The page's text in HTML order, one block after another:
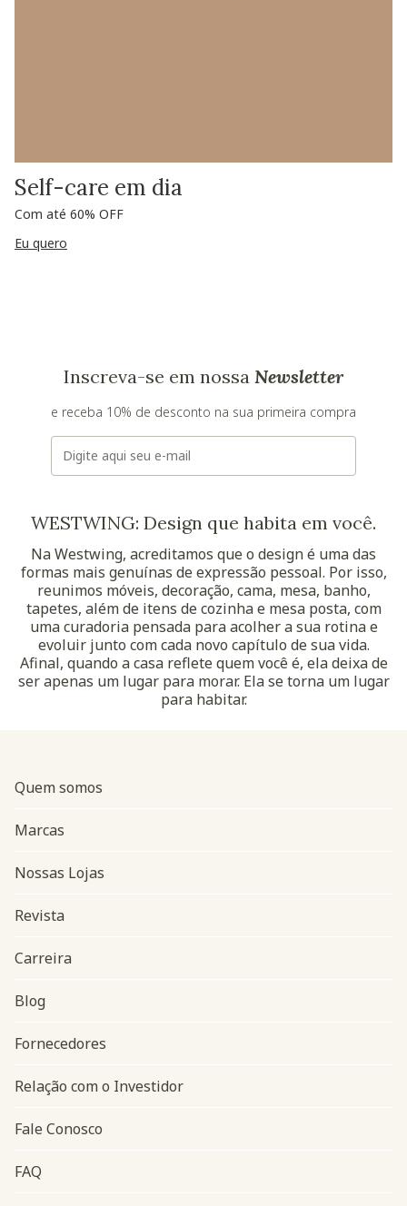
Self-care em dia
Com até 60% OFF
Eu quero
Inscreva-se em nossa Newsletter
e receba 10% de desconto na sua primeira compra
E-mail
WESTWING: Design que habita em você.
Na Westwing, acreditamos que o design é uma das
formas mais genuínas de expressão pessoal. Por isso,
reunimos móveis, decoração, cama, mesa, banho,
tapetes, além de itens de cozinha e mesa posta, com
uma curadoria pensada para acolher a sua rotina e
evoluir junto com cada novo capítulo de sua vida.
Afinal, quando a casa reflete quem você é, ela deixa de
ser apenas um lugar para morar. Ela se torna um lugar
para habitar.
Navegação do rodapé
Quem somos
Marcas
Nossas Lojas
Revista
Carreira
Blog
Fornecedores
Relação com o Investidor
Fale Conosco
FAQ